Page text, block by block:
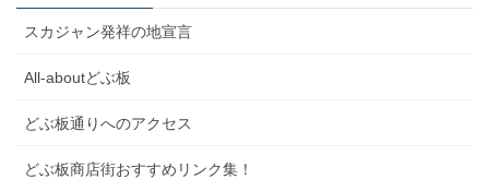
スカジャン発祥の地宣言
All-aboutどぶ板
どぶ板通りへのアクセス
どぶ板商店街おすすめリンク集！